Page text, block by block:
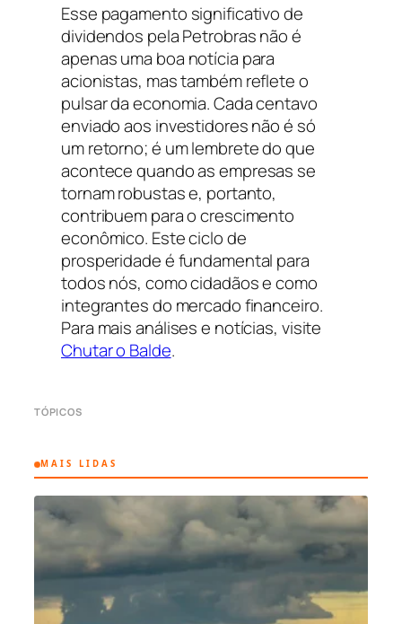
Esse pagamento significativo de
dividendos pela Petrobras não é
apenas uma boa notícia para
acionistas, mas também reflete o
pulsar da economia. Cada centavo
enviado aos investidores não é só
um retorno; é um lembrete do que
acontece quando as empresas se
tornam robustas e, portanto,
contribuem para o crescimento
econômico. Este ciclo de
prosperidade é fundamental para
todos nós, como cidadãos e como
integrantes do mercado financeiro.
Para mais análises e notícias, visite
Chutar o Balde.
TÓPICOS
MAIS LIDAS